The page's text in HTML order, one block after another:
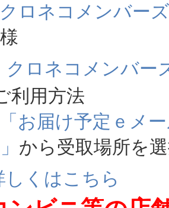
クロネコメンバーズ
クロネコメンバー
用方法
「お届け予定ｅメ
から受取場所を
しくはこちら